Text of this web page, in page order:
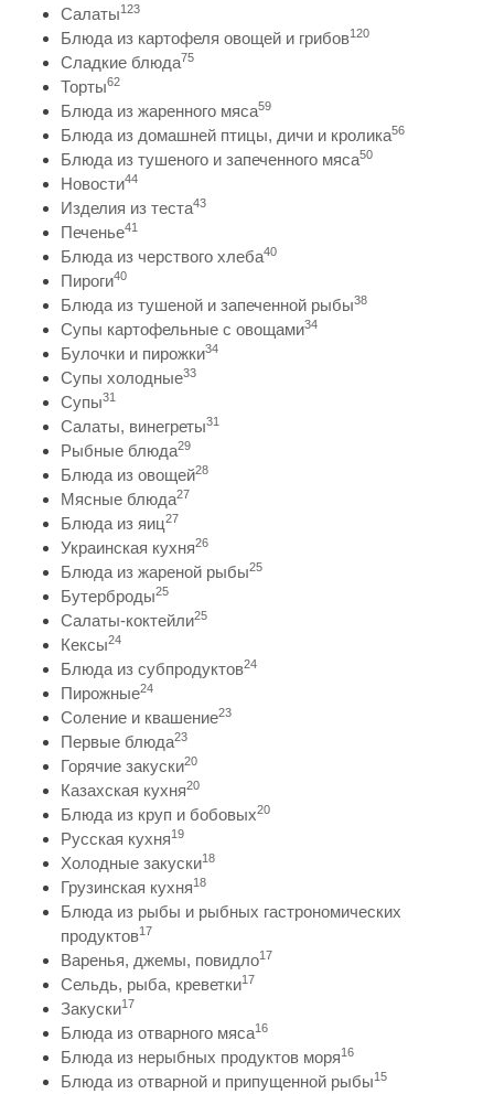
Салаты123
Блюда из картофеля овощей и грибов120
Сладкие блюда75
Торты62
Блюда из жаренного мяса59
Блюда из домашней птицы, дичи и кролика56
Блюда из тушеного и запеченного мяса50
Новости44
Изделия из теста43
Печенье41
Блюда из черствого хлеба40
Пироги40
Блюда из тушеной и запеченной рыбы38
Супы картофельные с овощами34
Булочки и пирожки34
Супы холодные33
Супы31
Салаты, винегреты31
Рыбные блюда29
Блюда из овощей28
Мясные блюда27
Блюда из яиц27
Украинская кухня26
Блюда из жареной рыбы25
Бутерброды25
Салаты-коктейли25
Кексы24
Блюда из субпродуктов24
Пирожные24
Соление и квашение23
Первые блюда23
Горячие закуски20
Казахская кухня20
Блюда из круп и бобовых20
Русская кухня19
Холодные закуски18
Грузинская кухня18
Блюда из рыбы и рыбных гастрономических
продуктов17
Варенья, джемы, повидло17
Сельдь, рыба, креветки17
Закуски17
Блюда из отварного мяса16
Блюда из нерыбных продуктов моря16
Блюда из отварной и припущенной рыбы15